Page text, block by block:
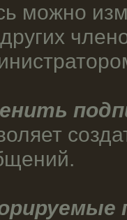
можно